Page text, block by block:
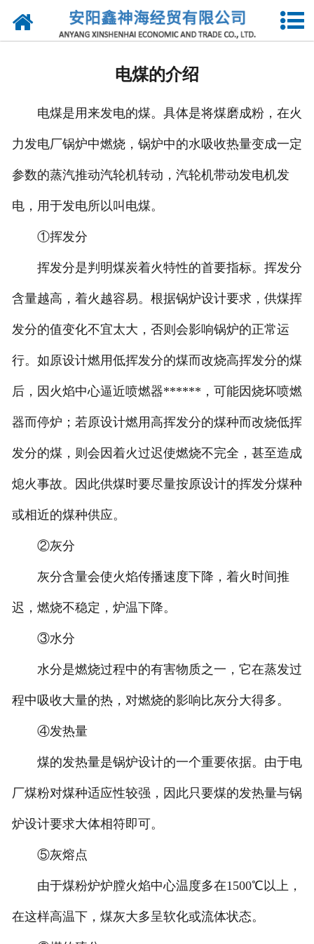
网站首页
电煤的介绍
电煤是用来发电的煤。具体是将煤磨成粉，在火
力发电厂锅炉中燃烧，锅炉中的水吸收热量变成一定
参数的蒸汽推动汽轮机转动，汽轮机带动发电机发
电，用于发电所以叫电煤。
①挥发分
挥发分是判明煤炭着火特性的首要指标。挥发分
含量越高，着火越容易。根据锅炉设计要求，供煤挥
发分的值变化不宜太大，否则会影响锅炉的正常运
行。如原设计燃用低挥发分的煤而改烧高挥发分的煤
后，因火焰中心逼近喷燃器******，可能因烧坏喷燃
器而停炉；若原设计燃用高挥发分的煤种而改烧低挥
发分的煤，则会因着火过迟使燃烧不完全，甚至造成
熄火事故。因此供煤时要尽量按原设计的挥发分煤种
或相近的煤种供应。
②灰分
灰分含量会使火焰传播速度下降，着火时间推
迟，燃烧不稳定，炉温下降。
③水分
水分是燃烧过程中的有害物质之一，它在蒸发过
程中吸收大量的热，对燃烧的影响比灰分大得多。
④发热量
煤的发热量是锅炉设计的一个重要依据。由于电
厂煤粉对煤种适应性较强，因此只要煤的发热量与锅
炉设计要求大体相符即可。
⑤灰熔点
由于煤粉炉炉膛火焰中心温度多在1500℃以上，
在这样高温下，煤灰大多呈软化或流体状态。